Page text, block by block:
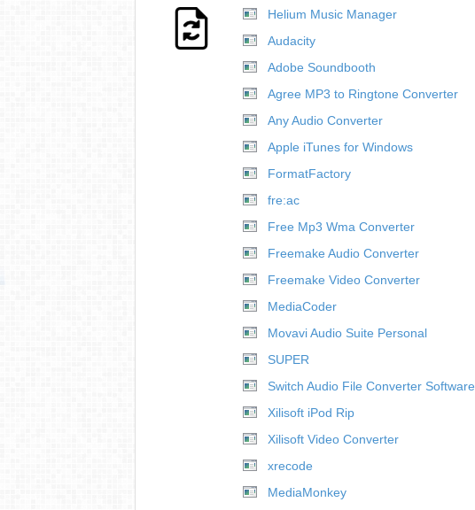
Helium Music Manager
Audacity
Adobe Soundbooth
Agree MP3 to Ringtone Converter
Any Audio Converter
Apple iTunes for Windows
FormatFactory
fre:ac
Free Mp3 Wma Converter
Freemake Audio Converter
Freemake Video Converter
MediaCoder
Movavi Audio Suite Personal
SUPER
Switch Audio File Converter Software
Xilisoft iPod Rip
Xilisoft Video Converter
xrecode
MediaMonkey